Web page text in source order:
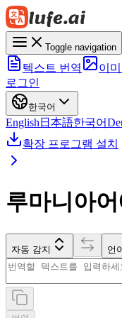
Toggle navigation
텍스트 번역 이
로그인
한국어
English 日本語한국어
확장 프로그램 설치
루마니아
자동 감지 언